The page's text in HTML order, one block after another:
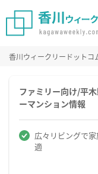
香川ウィークリードットコ
ファミリー向け/平
ーマンション情報
広々リビングで
適